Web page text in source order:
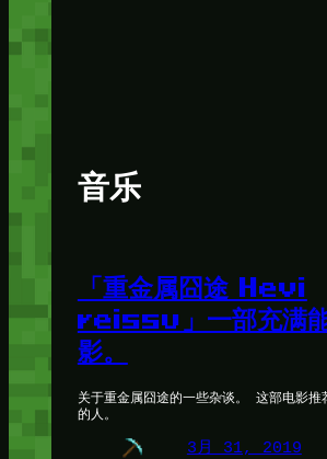
音乐
「重金属囧途 Hevi
reissu」一部充满
影。
关于重金属囧途的一些杂谈。 这部电影推
的人。
3月 31, 2019